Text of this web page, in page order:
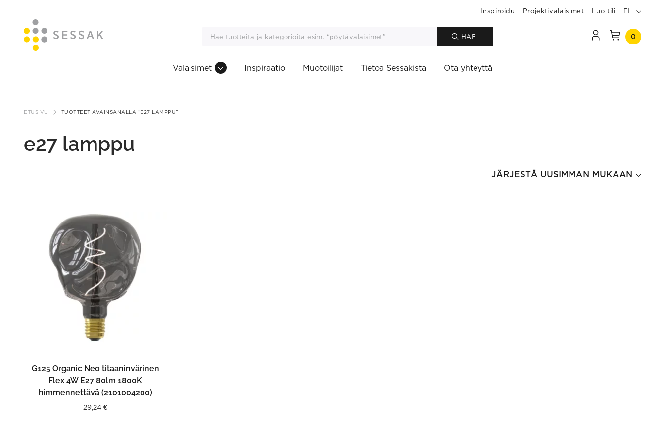
sisältöön
Inspiroidu Projektivalaisimet Luo tili FI
HAE 0
Valaisimet Inspiraatio Muotoilijat Tietoa Sessakista Ota yhteyttä
ETUSIVU TUOTTEET AVAINSANALLA “E27 LAMPPU”
e27 lamppu
LISÄÄ OSTOSKORIIN
G125 Organic Neo titaaninvärinen
Flex 4W E27 80lm 1800K
himmennettävä (2101004200)
29,24€